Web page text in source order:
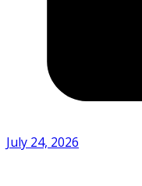
July 24, 2026